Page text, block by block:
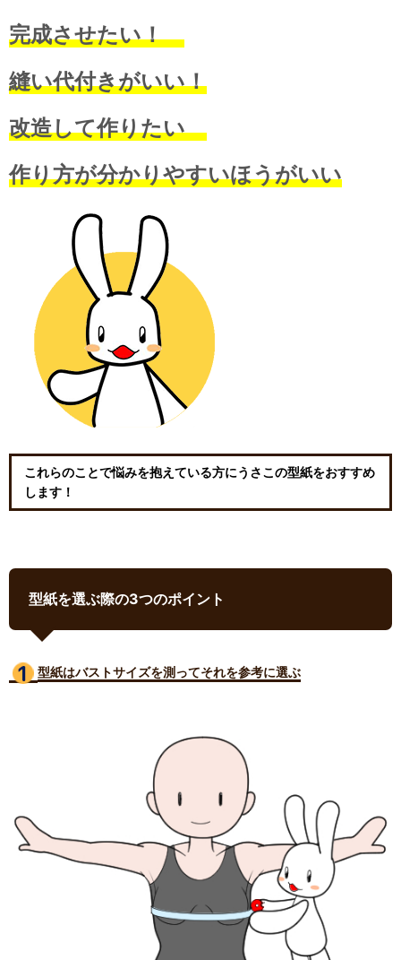
完成させたい！
縫い代付きがいい！
改造して作りたい
作り方が分かりやすいほうがいい
これらのことで悩みを抱えている方にうさこの型紙をおすすめ
します！
型紙を選ぶ際の3つのポイント
型紙はバストサイズを測ってそれを参考に選ぶ